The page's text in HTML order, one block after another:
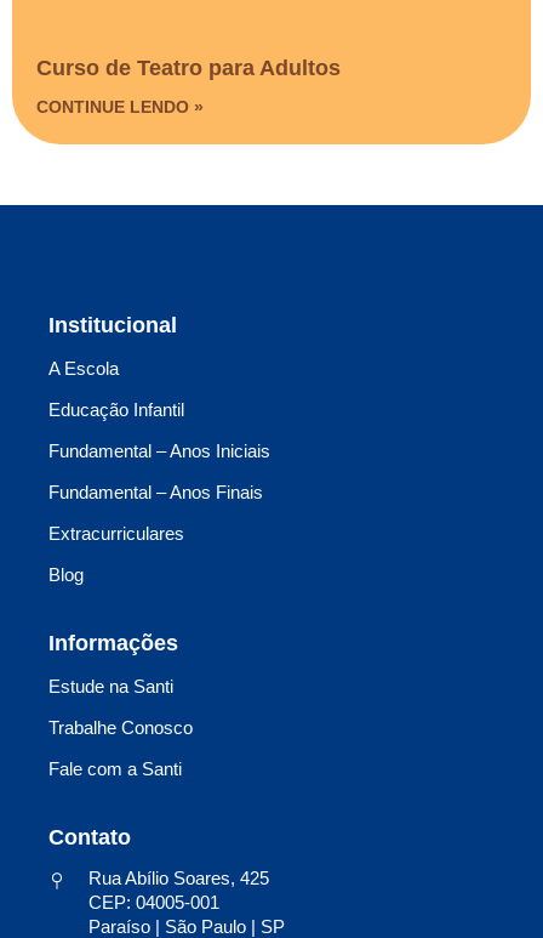
Curso de Teatro para Adultos
CONTINUE LENDO »
Institucional
A Escola
Educação Infantil
Fundamental – Anos Iniciais
Fundamental – Anos Finais
Extracurriculares
Blog
Informações
Estude na Santi
Trabalhe Conosco
Fale com a Santi
Contato
Rua Abílio Soares, 425
CEP: 04005-001
Paraíso | São Paulo | SP